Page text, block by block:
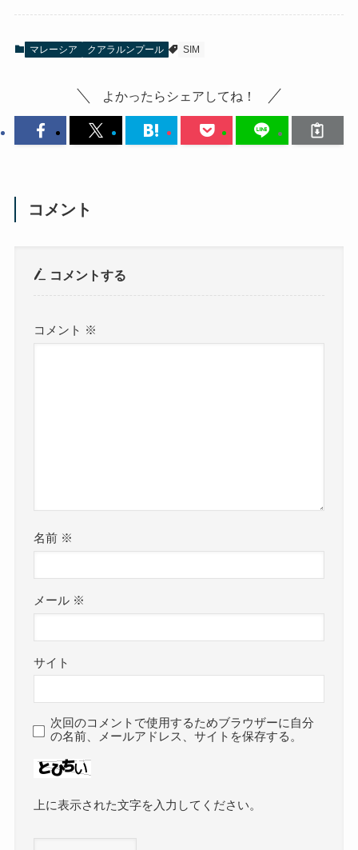
マレーシア クアラルンプール SIM
よかったらシェアしてね！
コメント
コメントする
コメント ※
名前 ※
メール ※
サイト
次回のコメントで使用するためブラウザーに自分
の名前、メールアドレス、サイトを保存する。
上に表示された文字を入力してください。